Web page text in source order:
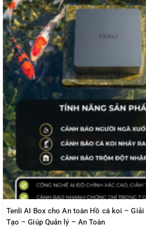
Tenli AI Box cho An toàn Hồ cá koi – Giải
Tạo – Giúp Quản lý – An Toàn